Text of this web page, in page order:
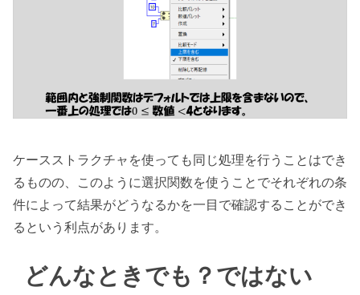
ケースストラクチャを使っても同じ処理を行うことはでき
るものの、このように選択関数を使うことでそれぞれの条
件によって結果がどうなるかを一目で確認することができ
るという利点があります。
どんなときでも？ではない